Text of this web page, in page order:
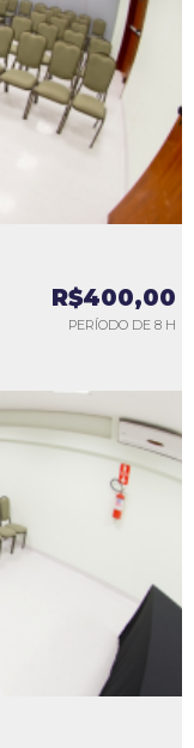
R$400,00
PERÍODO DE 8 H